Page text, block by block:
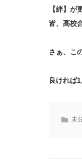
【絆】
皆、高校
さぁ、こ
良ければ
未